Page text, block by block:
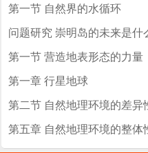
第一节 自然界的水循环
问题研究 崇明岛的未来是什
第一节 营造地表形态的力量
第一章 行星地球
第二节 自然地理环境的差异
第五章 自然地理环境的整体